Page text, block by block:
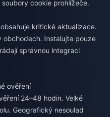
cookie prohlížeče.
kritické aktualizace.
obchodech. Instalujte pouze
správnou integraci
ověření
24–48 hodin. Velké
Geografický nesoulad